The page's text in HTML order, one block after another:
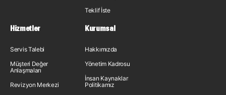
Teklif İste
Hizmetler
Servis Talebi
Müşteri Değer
Anlaşmaları
Revizyon Merkezi
Kurumsal
Hakkımızda
Yönetim Kadrosu
İnsan Kaynakları
Politikamız